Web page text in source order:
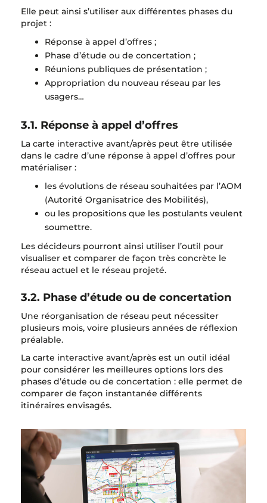
Elle peut ainsi s’utiliser aux différentes phases du
projet :
Réponse à appel d’offres ;
Phase d’étude ou de concertation ;
Réunions publiques de présentation ;
Appropriation du nouveau réseau par les
usagers…
3.1. Réponse à appel d’offres
La carte interactive avant/après peut être utilisée
dans le cadre d’une réponse à appel d’offres pour
matérialiser :
les évolutions de réseau souhaitées par l’AOM
(Autorité Organisatrice des Mobilités),
ou les propositions que les postulants veulent
soumettre.
Les décideurs pourront ainsi utiliser l’outil pour
visualiser et comparer de façon très concrète le
réseau actuel et le réseau projeté.
3.2. Phase d’étude ou de concertation
Une réorganisation de réseau peut nécessiter
plusieurs mois, voire plusieurs années de réflexion
préalable.
La carte interactive avant/après est un outil idéal
pour considérer les meilleures options lors des
phases d’étude ou de concertation : elle permet de
comparer de façon instantanée différents
itinéraires envisagés.